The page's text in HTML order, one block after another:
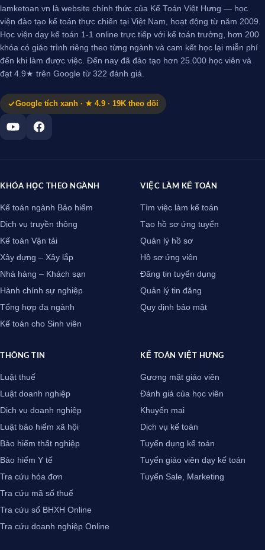
lamketoan.vn là website chính thức của Kế Toán Việt Hưng — học
viện đào tạo kế toán thực chiến tại Việt Nam, hoạt động từ năm 2009.
Học viện dạy kế toán 1-1 online trực tiếp với kế toán trưởng, hơn 200
khóa có giáo trình riêng theo từng ngành và cam kết học lại miễn phí
đến khi làm được việc. Đến nay đã đào tạo hơn 25.000 học viên và
đạt 4.9★ trên Google từ 322 đánh giá.
Google tích xanh · ★ 4.9 · 19K theo dõi
KHÓA HỌC THEO NGÀNH
Kế toán ngành Bảo hiểm
Dịch vụ truyền thông
Kế toán Vận tải
Xây dựng – Xây lắp
Nhà hàng – Khách sạn
Hành chính sự nghiệp
Tổng hợp đa ngành
Kế toán cho Sinh viên
VIỆC LÀM KẾ TOÁN
Tìm việc làm kế toán
Tạo hồ sơ ứng tuyển
Quản lý hồ sơ
Hồ sơ ứng viên
Đăng tin tuyển dụng
Quản lý tin đăng
Quy định bảo mật
THÔNG TIN
Luật thuế
Luật doanh nghiệp
Dịch vụ doanh nghiệp
Luật bảo hiểm xã hội
Bảo hiểm thất nghiệp
Bảo hiểm Y tế
Tra cứu hóa đơn
Tra cứu mã số thuế
Tra cứu sổ BHXH Online
Tra cứu doanh nghiệp Online
KẾ TOÁN VIỆT HƯNG
Gương mặt giáo viên
Đánh giá của học viên
Khuyến mại
Dịch vụ kế toán
Tuyển dụng kế toán
Tuyển giáo viên dạy kế toán
Tuyển Sale, Marketing